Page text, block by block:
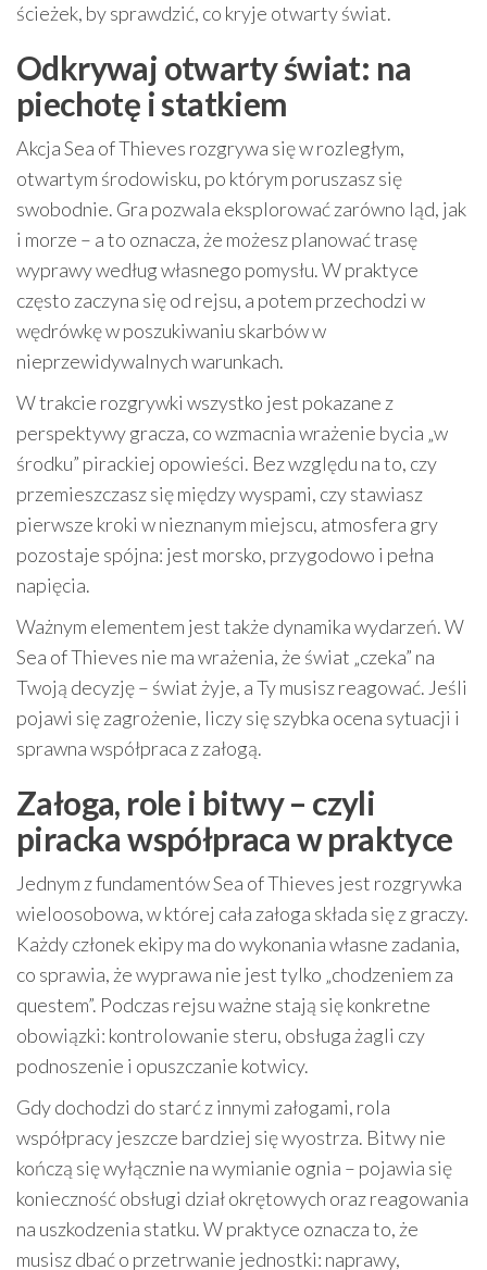
ścieżek, by sprawdzić, co kryje otwarty świat.
Odkrywaj otwarty świat: na
piechotę i statkiem
Akcja Sea of Thieves rozgrywa się w rozległym,
otwartym środowisku, po którym poruszasz się
swobodnie. Gra pozwala eksplorować zarówno ląd, jak
i morze – a to oznacza, że możesz planować trasę
wyprawy według własnego pomysłu. W praktyce
często zaczyna się od rejsu, a potem przechodzi w
wędrówkę w poszukiwaniu skarbów w
nieprzewidywalnych warunkach.
W trakcie rozgrywki wszystko jest pokazane z
perspektywy gracza, co wzmacnia wrażenie bycia „w
środku” pirackiej opowieści. Bez względu na to, czy
przemieszczasz się między wyspami, czy stawiasz
pierwsze kroki w nieznanym miejscu, atmosfera gry
pozostaje spójna: jest morsko, przygodowo i pełna
napięcia.
Ważnym elementem jest także dynamika wydarzeń. W
Sea of Thieves nie ma wrażenia, że świat „czeka” na
Twoją decyzję – świat żyje, a Ty musisz reagować. Jeśli
pojawi się zagrożenie, liczy się szybka ocena sytuacji i
sprawna współpraca z załogą.
Załoga, role i bitwy – czyli
piracka współpraca w praktyce
Jednym z fundamentów Sea of Thieves jest rozgrywka
wieloosobowa, w której cała załoga składa się z graczy.
Każdy członek ekipy ma do wykonania własne zadania,
co sprawia, że wyprawa nie jest tylko „chodzeniem za
questem”. Podczas rejsu ważne stają się konkretne
obowiązki: kontrolowanie steru, obsługa żagli czy
podnoszenie i opuszczanie kotwicy.
Gdy dochodzi do starć z innymi załogami, rola
współpracy jeszcze bardziej się wyostrza. Bitwy nie
kończą się wyłącznie na wymianie ognia – pojawia się
konieczność obsługi dział okrętowych oraz reagowania
na uszkodzenia statku. W praktyce oznacza to, że
musisz dbać o przetrwanie jednostki: naprawy,